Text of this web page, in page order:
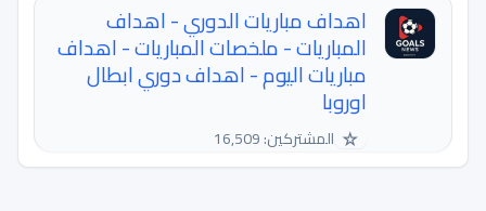
اهداف مباريات الدوري - اهداف
المباريات - ملخصات المباريات - اهداف
مباريات اليوم - اهداف دوري ابطال
اوروبا
☆ المشتركين: 16,509